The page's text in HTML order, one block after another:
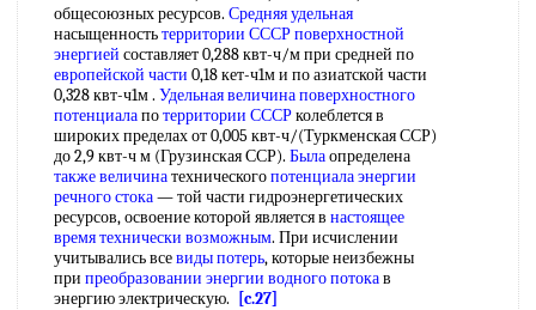
общесоюзных ресурсов. Средняя удельная
насыщенностьтерритории СССРповерхностной
энергией составляет 0,288 квт-ч/м при средней по
европейской части 0,18 кет-ч1м и по азиатской части
0,328 квт-ч1м . Удельная величинаповерхностного
потенциалапотерритории СССРколеблется в
широких пределах от 0,005 квт-ч/(Туркменская ССР)
до 2,9 квт-ч м (Грузинская ССР). Былаопределена
также величинатехническогопотенциала энергии
речного стока— той части гидроэнергетических
ресурсов, освоение которой является в настоящее
времятехнически возможным. При исчислении
учитывались всевиды потерь, которые неизбежны
при преобразовании энергии водного потокав
энергию электрическую.
[c.27]